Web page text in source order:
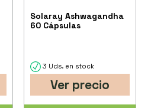
Solaray Ashwagandha
60 Cápsulas
3 Uds. en stock
Ver precio